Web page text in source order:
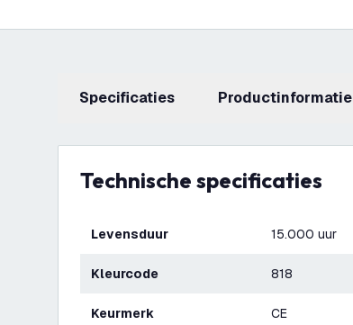
Specificaties productinformatie
Technische specificaties
Levensduur 15.000 uur
Kleurcode 818
Keurmerk CE